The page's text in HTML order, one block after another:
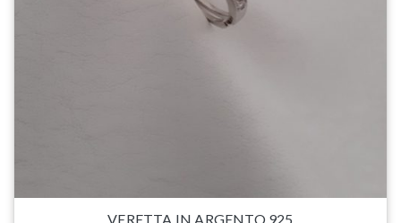
VERETTA IN ARGENTO 925